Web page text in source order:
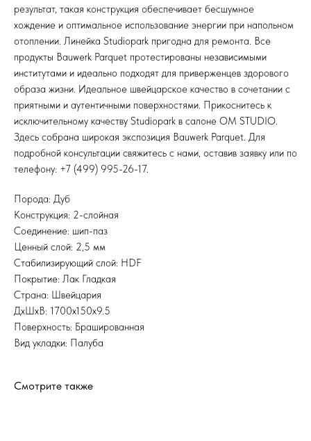
результат, такая конструкция обеспечивает бесшумное
хождение и оптимальное использование энергии при напольном
отоплении. Линейка Studiopark пригодна для ремонта. Все
продукты Bauwerk Parquet протестированы независимыми
институтами и идеально подходят для приверженцев здорового
образа жизни. Идеальное швейцарское качество в сочетании с
приятными и аутентичными поверхностями. Прикоснитесь к
исключительному качеству Studiopark в салоне OM STUDIO.
Здесь собрана широкая экспозиция Bauwerk Parquet. Для
подробной консультации свяжитесь с нами, оставив заявку или по
телефону: +7 (499) 995-26-17.
Порода: Дуб
Конструкция: 2-слойная
Соединение: шип-паз
Ценный слой: 2,5 мм
Стабилизирующий слой: HDF
Покрытие: Лак Гладкая
Страна: Швейцария
ДхШхВ: 1700x150x9.5
Поверхность: Брашированная
Вид укладки: Палуба
Смотрите также